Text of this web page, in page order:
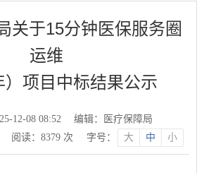
关于15分钟医保服务圈
运维
）项目中标结果公示
12-08 08:52
编辑：医疗保障局
阅读： 8379次 字号： 大 中 小